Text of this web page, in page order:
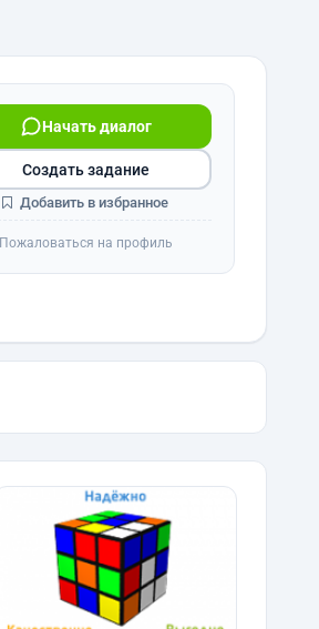
Начать диалог
Создать задание
Добавить в избранное
Пожаловаться на профиль